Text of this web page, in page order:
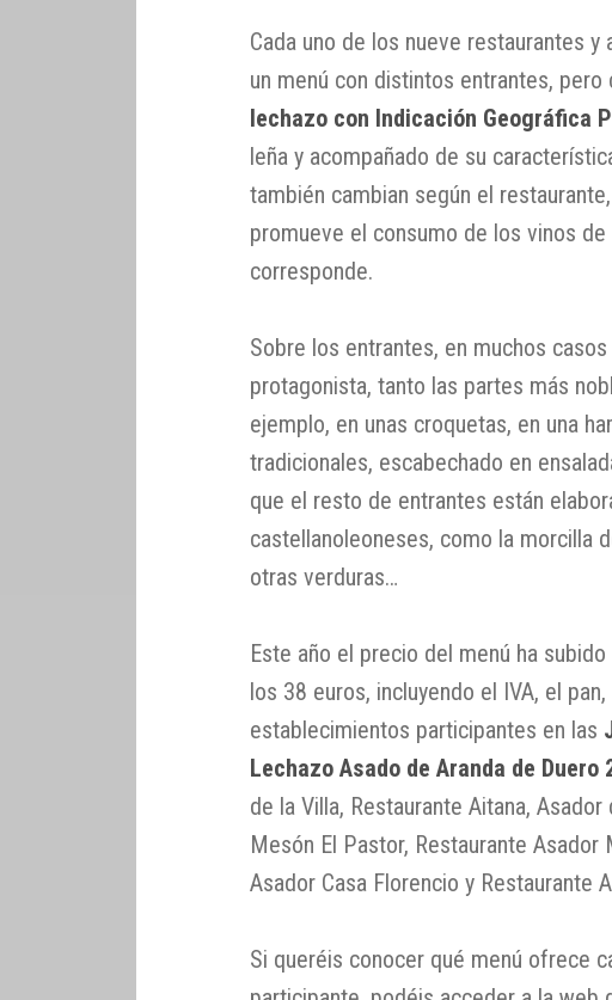
Cada uno de los nueve restaurantes
un menú con distintos entrantes,
lechazo con Indicación Geográfica
leña y acompañado de su
también cambian según el
promueve el consumo de los vinos de
corresponde.
Sobre los entrantes, en muchos
protagonista, tanto las partes más
ejemplo, en unas croquetas, en una
tradicionales, escabechado en
que el resto de entrantes están
castellanoleoneses, como la morcilla
otras verduras…
Este año el precio del menú ha
los 38 euros, incluyendo el IVA, el
establecimientos participantes en las
Lechazo Asado de Aranda de Duero
de la Villa, Restaurante Aitana,
Mesón El Pastor, Restaurante
Asador Casa Florencio y Restaurante
Si queréis conocer qué menú ofrece